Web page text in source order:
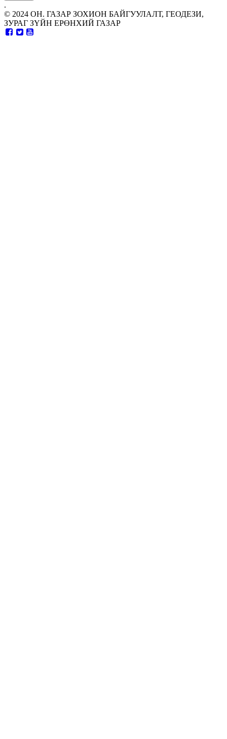
.
© 2024 ОН. ГАЗАР ЗОХИОН БАЙГУУЛАЛТ, ГЕОДЕЗИ,
ЗУРАГ ЗҮЙН ЕРӨНХИЙ ГАЗАР